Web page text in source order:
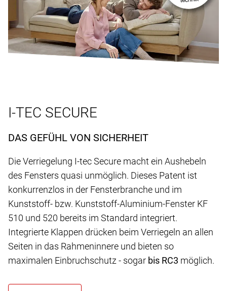
I-TEC SECURE
DAS GEFÜHL VON SICHERHEIT
Die Verriegelung I-tec Secure macht ein Aushebeln
des Fensters quasi unmöglich. Dieses Patent ist
konkurrenzlos in der Fensterbranche und im
Kunststoff- bzw. Kunststoff-Aluminium-Fenster KF
510 und 520 bereits im Standard integriert.
Integrierte Klappen drücken beim Verriegeln an allen
Seiten in das Rahmeninnere und bieten so
maximalen Einbruchschutz - sogar bis RC3 möglich.